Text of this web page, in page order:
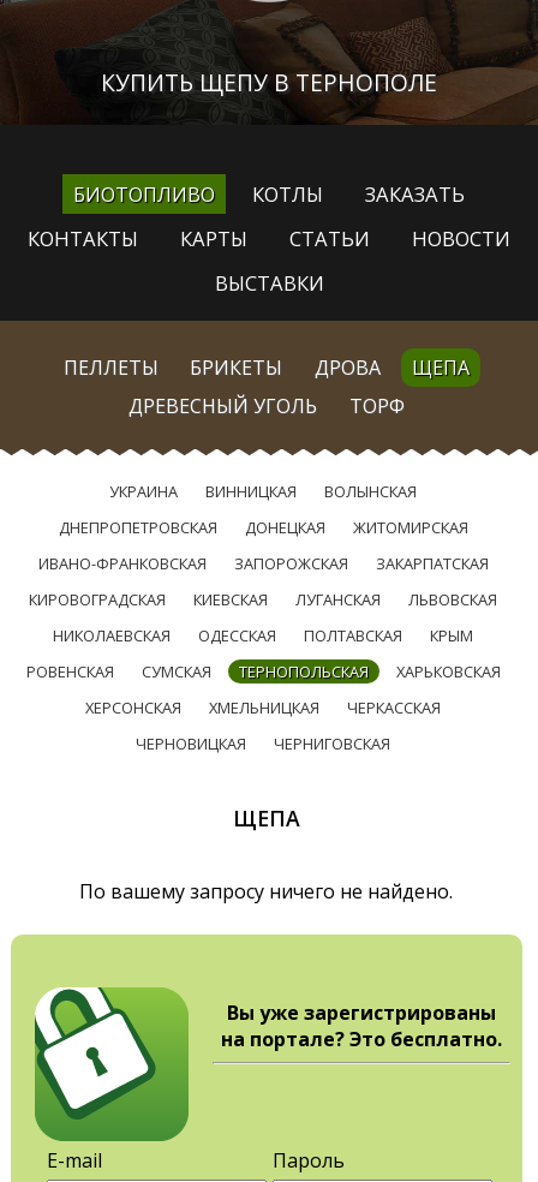
КУПИТЬ ЩЕПУ В ТЕРНОПОЛЕ
БИОТОПЛИВО КОТЛЫ
ЗАКАЗАТЬ
КОНТАКТЫ
КАРТЫ СТАТЬИ
НОВОСТИ
ВЫСТАВКИ
ПЕЛЛЕТЫ БРИКЕТЫ ДРОВА
ЩЕПА
ДРЕВЕСНЫЙ УГОЛЬ
ТОРФ
УКРАИНА ВИННИЦКАЯ
ВОЛЫНСКАЯ
ДНЕПРОПЕТРОВСКАЯ
ДОНЕЦКАЯ
ЖИТОМИРСКАЯ
ИВАНО-ФРАНКОВСКАЯ
ЗАПОРОЖСКАЯ
ЗАКАРПАТСКАЯ
КИРОВОГРАДСКАЯ
КИЕВСКАЯ ЛУГАНСКАЯ
ЛЬВОВСКАЯ
НИКОЛАЕВСКАЯ
ОДЕССКАЯ ПОЛТАВСКАЯ
КРЫМ
РОВЕНСКАЯ
СУМСКАЯ ТЕРНОПОЛЬСКАЯ
ХАРЬКОВСКАЯ
ХЕРСОНСКАЯ
ХМЕЛЬНИЦКАЯ
ЧЕРКАССКАЯ
ЧЕРНОВИЦКАЯ
ЧЕРНИГОВСКАЯ
ЩЕПА
По вашему запросу ничего не найдено.
Вы уже зарегистрированы
на портале? Это бесплатно.
E-mail Пароль